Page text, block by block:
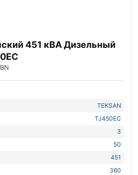
451 кВА Дизельный
TEKSAN
TJ450EC
3
50
451
360